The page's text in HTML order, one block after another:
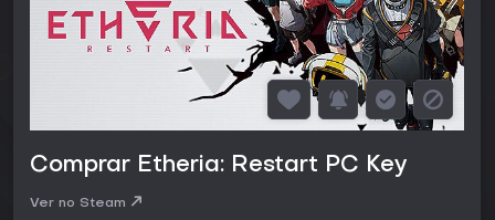
Comprar Etheria: Restart PC Key
Ver no Steam